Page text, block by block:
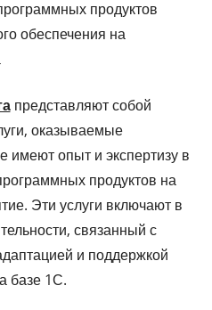
продуктов
обеспечения на
представляют собой
оказываемые
имеют опыт и экспертизу в
продуктов на
Эти услуги включают в
связанный с
и поддержкой
базе 1С.